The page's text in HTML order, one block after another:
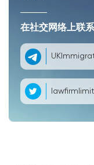
在社交网络上联